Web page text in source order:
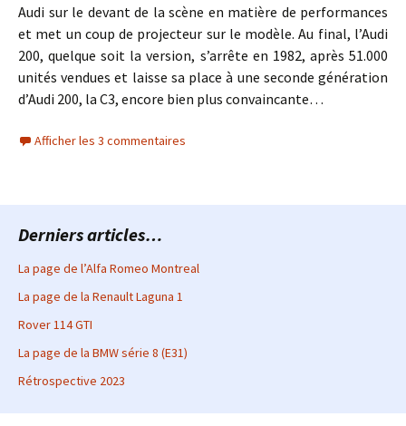
Audi sur le devant de la scène en matière de performances
et met un coup de projecteur sur le modèle. Au final, l’Audi
200, quelque soit la version, s’arrête en 1982, après 51.000
unités vendues et laisse sa place à une seconde génération
d’Audi 200, la C3, encore bien plus convaincante…
Afficher les 3 commentaires
Derniers articles…
La page de l’Alfa Romeo Montreal
La page de la Renault Laguna 1
Rover 114 GTI
La page de la BMW série 8 (E31)
Rétrospective 2023